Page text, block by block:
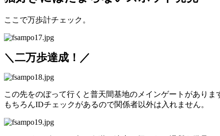
ここで万歩計チェック。
＼二万歩達成！／
この先をのぼって行くと普天間基地のメインゲートがありま
もちろんIDチェックがあるので関係者以外は入れません。